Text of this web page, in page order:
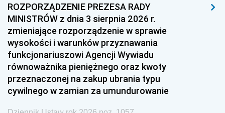
1957 1956
1954 1953
1951 1950
1948 1947
1945 1944 1939
1938 1937 1936
ROZPORZĄDZENIE PREZESA RADY
MINISTRÓW z dnia 3 sierpnia 2026 r.
zmieniające rozporządzenie w sprawie
wysokości i warunków przyznawania
funkcjonariuszowi Agencji Wywiadu
równoważnika pieniężnego oraz kwoty
przeznaczonej na zakup ubrania typu
cywilnego w zamian za umundurowanie